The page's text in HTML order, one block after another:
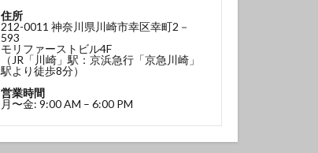
住所
212-0011 神奈川県川崎市幸区幸町2－
593
モリファーストビル4F
（JR「川崎」駅：京浜急行「京急川崎」
駅より徒歩8分）
営業時間
月〜金: 9:00 AM – 6:00 PM